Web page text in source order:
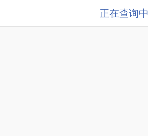
正在查询中